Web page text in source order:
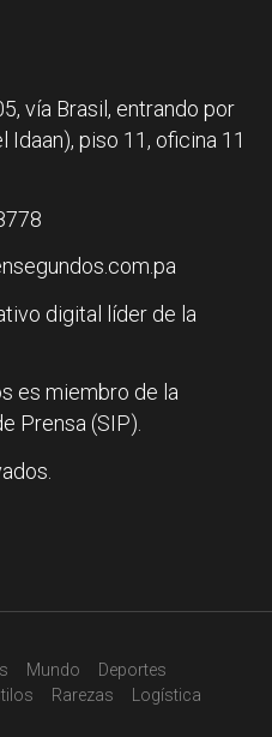
vía Brasil, entrando por
Idaan), piso 11, oficina 11
digital líder de la
es miembro de la
Prensa (SIP).
Mundo
Deportes
Rarezas Logística